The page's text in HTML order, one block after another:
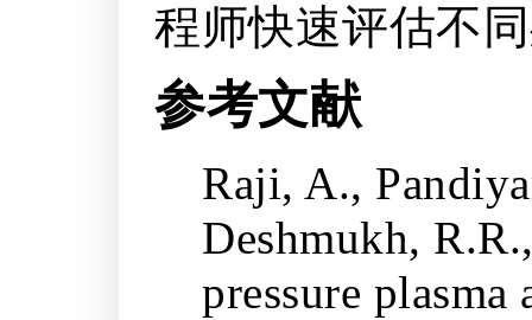
程师快速评估不
参考文献
Raji, A.,
Deshmukh,
pressure